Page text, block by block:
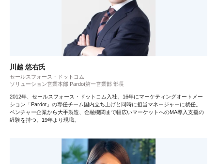
川越 悠右氏
セールスフォース・ドットコム
ソリューション営業本部 Pardot第一営業部 部長
2012年、セールスフォース・ドットコム入社。16年にマーケティングオートメー
ション「Pardot」の専任チーム国内立ち上げと同時に担当マネージャーに就任。
ベンチャー企業から大手製造、金融機関まで幅広いマーケットへのMA導入支援の
経験を持つ。19年より現職。